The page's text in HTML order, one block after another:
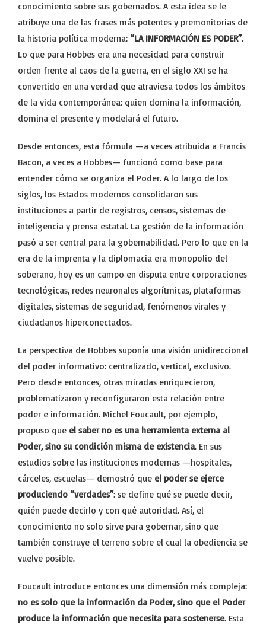
conocimiento sobre sus gobernados. A esta idea se le
atribuye una de las frases más potentes y premonitorias de
la historia política moderna: “LA INFORMACIÓN ES PODER”.
Lo que para Hobbes era una necesidad para construir
orden frente al caos de la guerra, en el siglo XXI se ha
convertido en una verdad que atraviesa todos los ámbitos
de la vida contemporánea: quien domina la información,
domina el presente y modelará el futuro.
Desde entonces, esta fórmula —a veces atribuida a Francis
Bacon, a veces a Hobbes— funcionó como base para
entender cómo se organiza el Poder. A lo largo de los
siglos, los Estados modernos consolidaron sus
instituciones a partir de registros, censos, sistemas de
inteligencia y prensa estatal. La gestión de la información
pasó a ser central para la gobernabilidad. Pero lo que en la
era de la imprenta y la diplomacia era monopolio del
soberano, hoy es un campo en disputa entre corporaciones
tecnológicas, redes neuronales algorítmicas, plataformas
digitales, sistemas de seguridad, fenómenos virales y
ciudadanos hiperconectados.
La perspectiva de Hobbes suponía una visión unidireccional
del poder informativo: centralizado, vertical, exclusivo.
Pero desde entonces, otras miradas enriquecieron,
problematizaron y reconfiguraron esta relación entre
poder e información. Michel Foucault, por ejemplo,
propuso que el saber no es una herramienta externa al
Poder, sino su condición misma de existencia. En sus
estudios sobre las instituciones modernas —hospitales,
cárceles, escuelas— demostró que el poder se ejerce
produciendo “verdades”: se define qué se puede decir,
quién puede decirlo y con qué autoridad. Así, el
conocimiento no solo sirve para gobernar, sino que
también construye el terreno sobre el cual la obediencia se
vuelve posible.
Foucault introduce entonces una dimensión más compleja:
no es solo que la información da Poder, sino que el Poder
produce la información que necesita para sostenerse. Esta